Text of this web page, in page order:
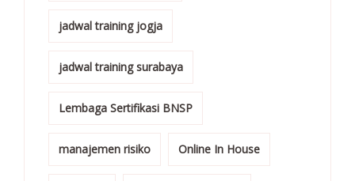
jadwal training jogja
jadwal training surabaya
Lembaga Sertifikasi BNSP
manajemen risiko Online In House